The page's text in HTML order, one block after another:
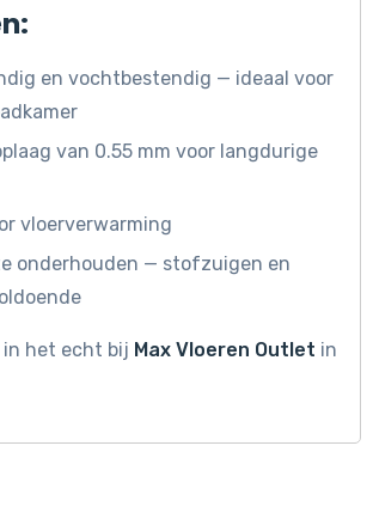
en vochtbestendig — ideaal voor
van 0.55 mm voor langdurige
vloerverwarming
onderhouden — stofzuigen en
in het echt bij Max Vloeren Outlet in